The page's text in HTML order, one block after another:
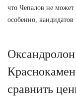
что Чепалов не может
особенно,
сравнить